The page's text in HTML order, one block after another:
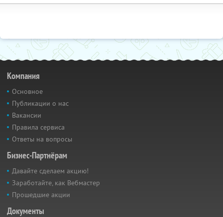
Компания
Основное
Публикации о нас
Вакансии
Правила сервиса
Ответы на вопросы
Бизнес-Партнёрам
Давайте сделаем акцию!
Заработайте, как Вебмастер
Прошедшие акции
Документы